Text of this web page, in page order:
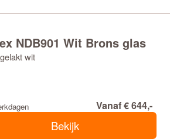
NDB901 Wit Brons glas
wit
Vanaf € 644,-
Bekijk